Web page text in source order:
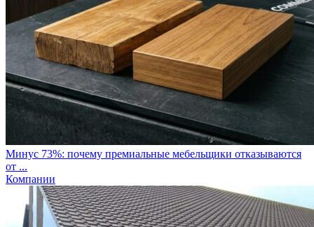
Минус 73%: почему премиальные мебельщики отказываются
от ...
Компании